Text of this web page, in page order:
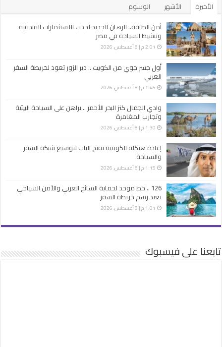
الأخيرة الأشهر
الوسوم
أمن الطاقة.. الرهان الجديد لجذب الاستثمارات الفندقية
وتنشيط السياحة في مصر
2:01 م | 8 أغسطس، 2026
أول جسر جوي من الكويت .. دير الزور تعود لخريطة السفر
العربي
1:45 م | 8 أغسطس، 2026
وادي الجمال كنز البحر الأحمر .. يراهن على السياحة البيئية
وتجارب المغامرة
1:30 م | 8 أغسطس، 2026
إعادة هيكلة الكويتية تفتح الباب لتوسيع شبكة السفر
والسياحة
1:15 م | 8 أغسطس، 2026
126 .. خط موحد لحماية السائح العربي والأمن السياحي
يعيد رسم خريطة السفر
1:01 م | 8 أغسطس، 2026
تابعنا على فيسبوك